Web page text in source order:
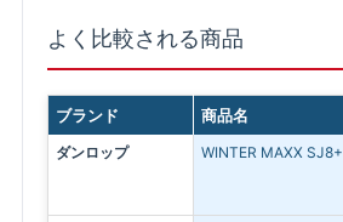
よく比較される商品
ブランド 商品名
ダンロップ WINTER MAXX SJ8+